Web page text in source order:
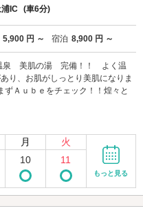
IC (車6分)
5,900 円 ～ 宿泊 8,900 円 ～
温泉 美肌の湯 完備！！ よく温
り、お肌がしっとり美肌になりま
Ａｕｂｅをチェック！！煌々と
月 火
10 11
もっと見る